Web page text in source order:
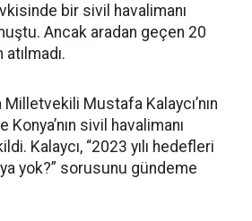
bir sivil havalimanı
Ancak aradan geçen 20
Milletvekili Mustafa Kalaycı’nın
sivil havalimanı
Kalaycı, “2023 yılı hedefleri
yok?” sorusunu gündeme